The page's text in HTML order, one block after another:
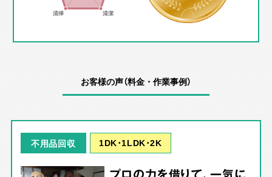
お客様の声（料金・作業事例）
不用品回収 1DK･1LDK･2K